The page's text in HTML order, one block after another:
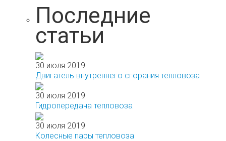
Последние
статьи
30 июля 2019
Двигатель внутреннего сгорания тепловоза
30 июля 2019
Гидропередача тепловоза
30 июля 2019
Колесные пары тепловоза